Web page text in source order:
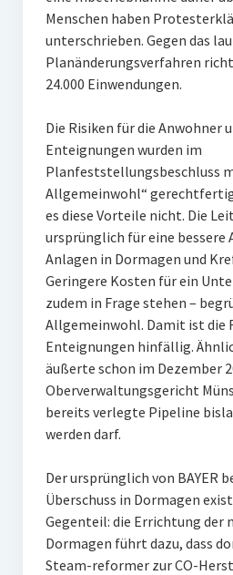
Menschen haben
unterschrieben. Gegen das
Planänderungsverfahren
24.000 Einwendungen.
Die Risiken für die Anwohner
Enteignungen wurden im
Planfeststellungsbeschluss
Allgemeinwohl“
es diese Vorteile nicht. Die
ursprünglich für eine bessere
Anlagen in Dormagen und
Geringere Kosten für ein
zudem in Frage stehen –
Allgemeinwohl. Damit ist die
Enteignungen hinfällig.
äußerte schon im Dezember
Oberverwaltungsgericht
bereits verlegte Pipeline
werden darf.
Der ursprünglich von BAYER
Überschuss in Dormagen
Gegenteil: die Errichtung der
Dormagen führt dazu, dass
Steam-reformer zur CO-